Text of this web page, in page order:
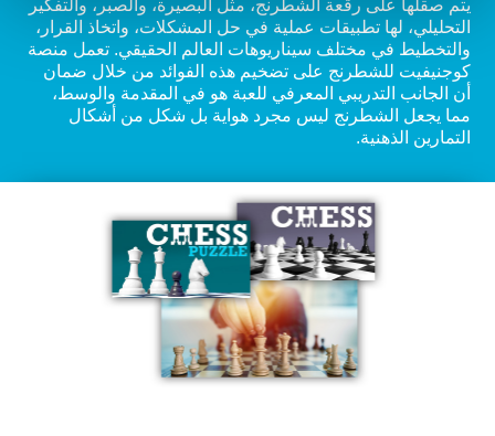
يتم صقلها على رقعة الشطرنج، مثل البصيرة، والصبر، والتفكير
التحليلي، لها تطبيقات عملية في حل المشكلات، واتخاذ القرار،
والتخطيط في مختلف سيناريوهات العالم الحقيقي. تعمل منصة
كوجنيفيت للشطرنج على تضخيم هذه الفوائد من خلال ضمان
أن الجانب التدريبي المعرفي للعبة هو في المقدمة والوسط،
مما يجعل الشطرنج ليس مجرد هواية بل شكل من أشكال
التمارين الذهنية.